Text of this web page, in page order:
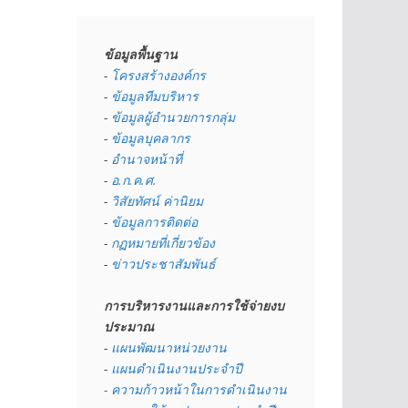
ข้อมูลพื้นฐาน
- โครงสร้างองค์กร
- ข้อมูลทีมบริหาร
- ข้อมูลผู้อำนวยการกลุ่ม
- ข้อมูลบุคลากร
- อำนาจหน้าที่
- อ.ก.ค.ศ.
- วิสัยทัศน์ ค่านิยม
- ข้อมูลการติดต่อ
- กฏหมายที่เกี่ยวข้อง
- ข่าวประชาสัมพันธ์
การบริหารงานและการใช้จ่ายงบ
ประมาณ
- แผนพัฒนาหน่วยงาน
- แผนดำเนินงานประจำปี
- ความก้าวหน้าในการดำเนินงาน